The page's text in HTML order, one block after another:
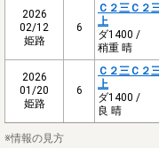
2026
02/12
姫路
6
Ｃ２三Ｃ２
上
ダ1400 /
稍重 晴
2026
01/20
姫路
6
Ｃ２三Ｃ２
上
ダ1400 /
良 晴
※情報の見方